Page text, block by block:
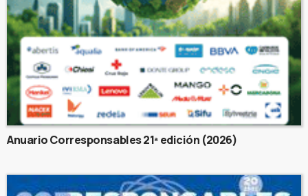
Anuario Corresponsables 21ª edición (2026)